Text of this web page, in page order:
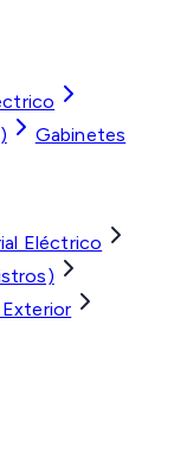
Gabinetes
Eléctrico